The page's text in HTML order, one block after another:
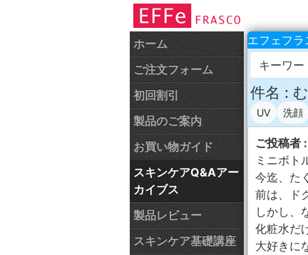
ホーム
ご注文フォーム
初回割引
製品のご案内
お買い物ガイド
スキンケアQ&Aアー
カイブス
製品レビュー
スキンケア基礎講座
エフェフ
キーワー
件名 :
UV 洗顔
ご投稿者
ミニボト
今迄、た
前は、ド
しかし、
化粧水だ
大好きに